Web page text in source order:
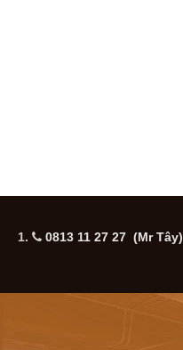
1. 0813 11 27 27 (Mr Tây)